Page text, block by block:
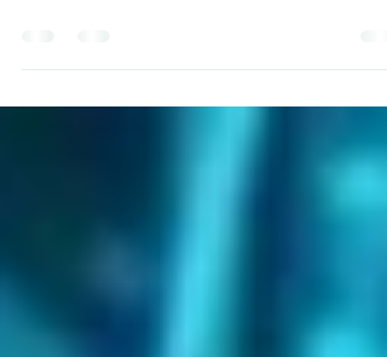
Humana en la Era de la Disrupción